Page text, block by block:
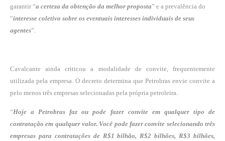
garantir “a certeza da obtenção da melhor proposta” e a prevalência do
“interesse coletivo sobre os eventuais interesses individuais de seus
agentes”.
Cavalcante ainda criticou a modalidade de convite, frequentemente
utilizada pela empresa. O decreto determina que Petrobras envie convite a
pelo menos três empresas selecionadas pela própria petroleira.
“Hoje a Petrobras faz ou pode fazer convite em qualquer tipo de
contratação em qualquer valor. Você pode fazer convite selecionando três
empresas para contratações de R$1 bilhão, R$2 bilhões, R$3 bilhões,